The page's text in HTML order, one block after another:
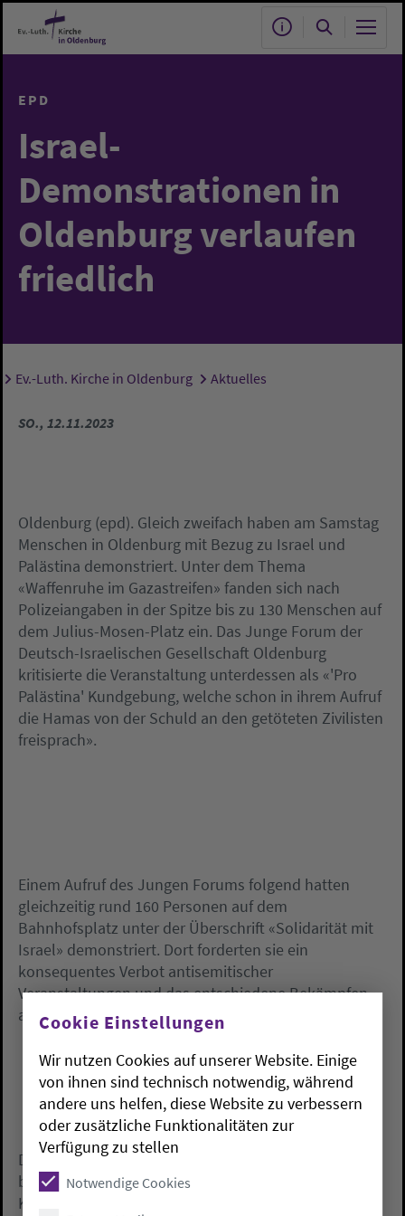
Zum Hauptinhalt springen
EPD
Israel-
Demonstrationen in
Oldenburg verlaufen
friedlich
Sie sind hier:
Ev.-Luth. Kirche in Oldenburg Aktuelles
SO., 12.11.2023
Oldenburg (epd). Gleich zweifach haben am Samstag
Menschen in Oldenburg mit Bezug zu Israel und
Palästina demonstriert. Unter dem Thema
«Waffenruhe im Gazastreifen» fanden sich nach
Polizeiangaben in der Spitze bis zu 130 Menschen auf
dem Julius-Mosen-Platz ein. Das Junge Forum der
Deutsch-Israelischen Gesellschaft Oldenburg
kritisierte die Veranstaltung unterdessen als «'Pro
Palästina' Kundgebung, welche schon in ihrem Aufruf
die Hamas von der Schuld an den getöteten Zivilisten
freisprach».
Einem Aufruf des Jungen Forums folgend hatten
gleichzeitig rund 160 Personen auf dem
Bahnhofsplatz unter der Überschrift «Solidarität mit
Israel» demonstriert. Dort forderten sie ein
konsequentes Verbot antisemitischer
Veranstaltungen und das entschiedene Bekämpfen
antisemitischer Handlungen und Straftaten.
Die Polizei Oldenburg und die Stadt Oldenburg
begleiteten nach eigenen Angaben die
Kundgebungen mit starken Kräften, um eine
Cookie Einstellungen
Wir nutzen Cookies auf unserer Website. Einige
von ihnen sind technisch notwendig, während
andere uns helfen, diese Website zu verbessern
oder zusätzliche Funktionalitäten zur
Verfügung zu stellen
Notwendige Cookies